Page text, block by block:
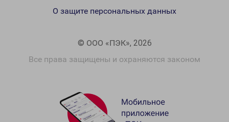
© ООО «ПЭК», 2026
Все права защищены и охраняются законом
О защите персональных данных